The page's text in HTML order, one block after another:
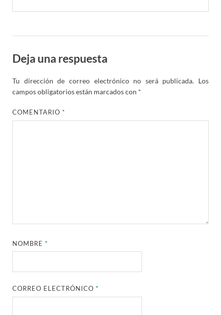
Deja una respuesta
Tu dirección de correo electrónico no será publicada. Los
campos obligatorios están marcados con *
COMENTARIO*
NOMBRE*
CORREO ELECTRÓNICO*